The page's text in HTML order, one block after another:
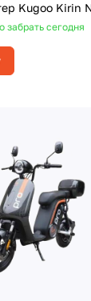
Kugoo Kirin
забрать сегодня